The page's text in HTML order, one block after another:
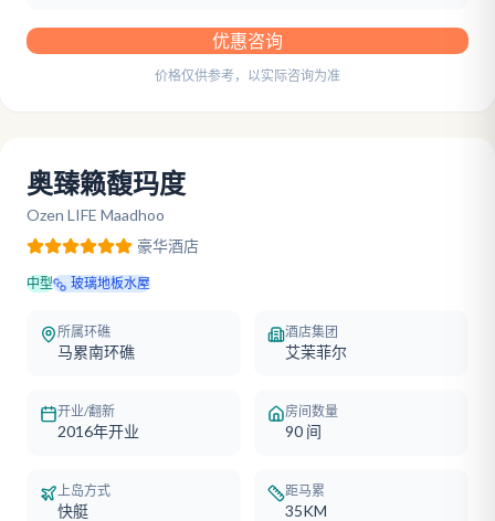
优惠咨询
价格仅供参考，以实际咨询为准
奥臻籁馥玛度
Ozen LIFE Maadhoo
豪华酒店
中型 玻璃地板水屋
所属环礁
马累南环礁
酒店集团
艾茉菲尔
开业/翻新
2016年开业
房间数量
90 间
上岛方式
快艇
距马累
35KM